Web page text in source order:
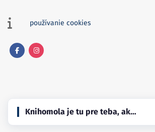
používanie cookies
Knihomola je tu pre teba, ak…